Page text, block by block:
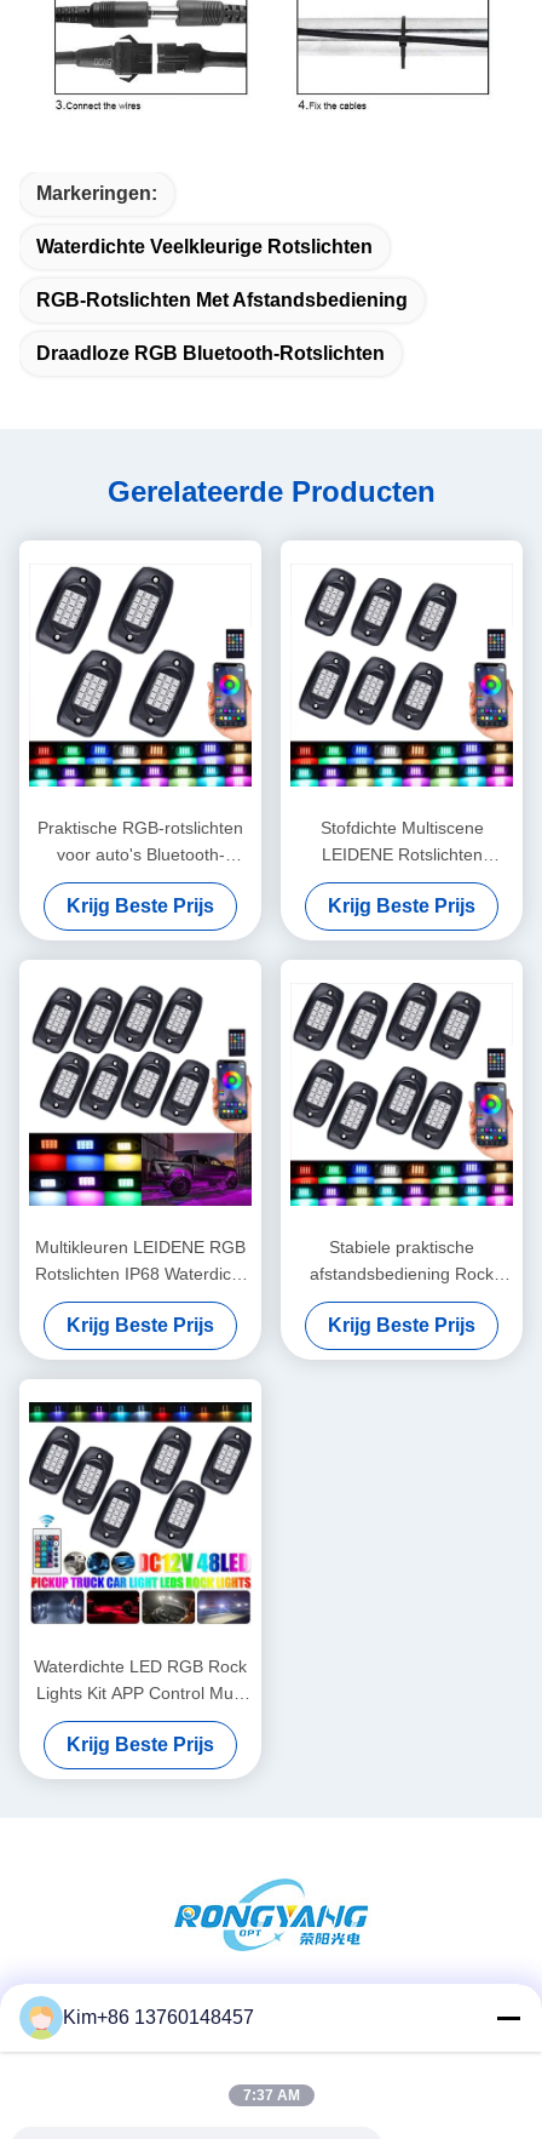
Markeringen:
Waterdichte Veelkleurige Rotslichten
RGB-Rotslichten Met Afstandsbediening
Draadloze RGB Bluetooth-Rotslichten
Gerelateerde Producten
Praktische RGB-rotslichten
voor auto's Bluetooth-
besturing 120 graden
verlichtingshoek
Krijg Beste Prijs
Stofdichte Multiscene
LEIDENE Rotslichten
Bluetooth, Waterdichte RGB
LEIDENE van IP68
Peullichten
Krijg Beste Prijs
Multikleuren LEIDENE RGB
Rotslichten IP68 Waterdicht
12V met Muziekwijze
Krijg Beste Prijs
Stabiele praktische
afstandsbediening Rock
Lights Kleur veranderende
SMD5050
Krijg Beste Prijs
Waterdichte LED RGB Rock
Lights Kit APP Control Multi
Function
Krijg Beste Prijs
Sociale media
Kim+86 13760148457
7:37 AM